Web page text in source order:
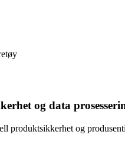
og data
produktsikkerhet og